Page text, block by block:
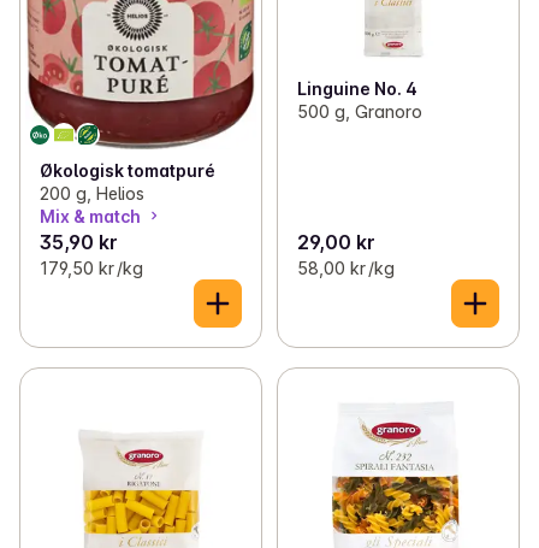
Økologisk tomatpuré
200 g, Helios
Mix & match
35,90 kr
179,50 kr /kg
Linguine No. 4
500 g, Granoro
29,00 kr
58,00 kr /kg